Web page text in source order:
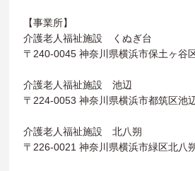
【事業所】
介護老人福祉施設 くぬぎ台
〒240-0045 神奈川県横浜市保土ヶ谷
介護老人福祉施設 池辺
〒224-0053 神奈川県横浜市都筑区池
介護老人福祉施設 北八朔
〒226-0021 神奈川県横浜市緑区北八